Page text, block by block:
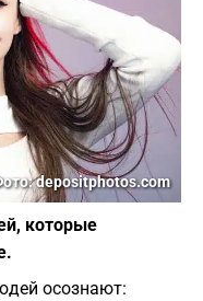
depositphotos.com
которые
осознают: